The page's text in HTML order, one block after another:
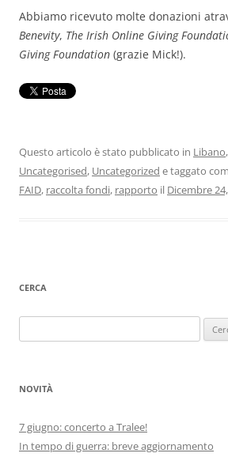
Abbiamo ricevuto molte donazioni
Benevity, The Irish Online Giving
Giving Foundation (grazie Mick!).
Questo articolo è stato pubblicato in Libano,
Uncategorised, Uncategorized e taggato
FAID, raccolta fondi, rapporto il Dicembre
CERCA
per:
NOVITÀ
7 giugno: concerto a Tralee!
In tempo di guerra: breve aggiornamento